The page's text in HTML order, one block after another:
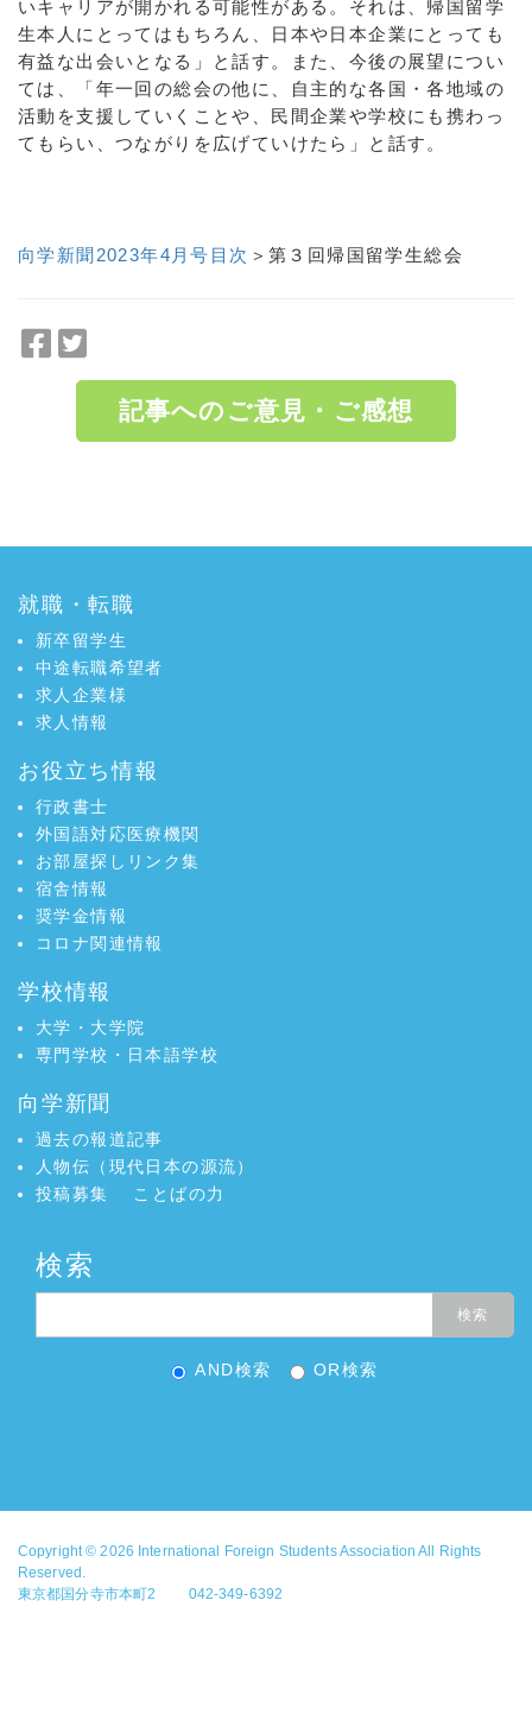
いキャリアが開かれる可能性がある。それは、帰国留学
生本人にとってはもちろん、日本や日本企業にとっても
有益な出会いとなる」と話す。また、今後の展望につい
ては、「年一回の総会の他に、自主的な各国・各地域の
活動を支援していくことや、民間企業や学校にも携わっ
てもらい、つながりを広げていけたら」と話す。
向学新聞2023年4月号目次 ＞第３回帰国留学生総会
ェ
ア
t
ア
記事へのご意見・ご感想
就職・転職
新卒留学生
中途転職希望者
求人企業様
求人情報
お役立ち情報
行政書士
外国語対応医療機関
お部屋探しリンク集
宿舎情報
奨学金情報
コロナ関連情報
学校情報
大学・大学院
専門学校・日本語学校
向学新聞
過去の報道記事
人物伝（現代日本の源流）
投稿募集
ことばの力
検索
AND検索 OR検索
Copyright © 2026 International Foreign Students Association All Rights
Reserved.
東京都国分寺市本町2 042-349-6392